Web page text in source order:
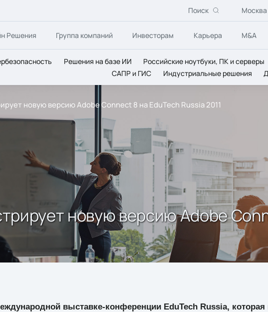
Поиск Москва
Решения Группа компаний Инвесторам Карьера M&A
Решения на базе ИИ Российские ноутбуки, ПК и серверы
САПР и ГИС
Индустриальные решения
новую версию Adobe Connect 8 на EduTech Russia 2011
новую версию Adobe
выставке-конференции EduTech Russia, которая